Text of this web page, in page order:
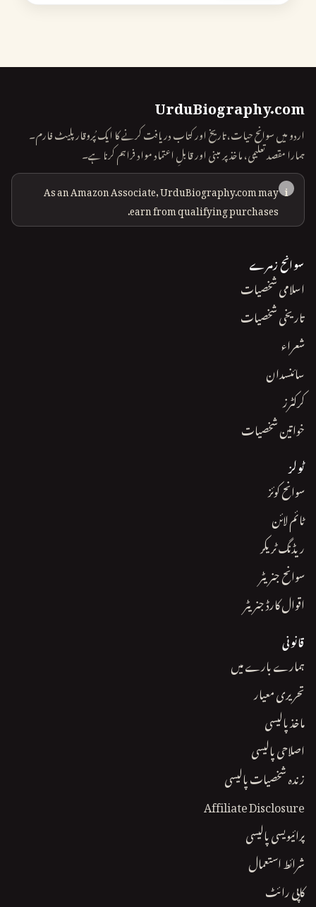
UrduBiography.com
اردو میں سوانح حیات، تاریخ اور کتاب دریافت کرنے کا ایک پُروقار پلیٹ فارم۔
ہمارا مقصد تعلیمی، ماخذ پر مبنی اور قابلِ اعتماد مواد فراہم کرنا ہے۔
i
As an Amazon Associate, UrduBiography.com may
earn from qualifying purchases.
سوانح زمرے
اسلامی شخصیات
تاریخی شخصیات
شعراء
سائنسدان
کرکٹرز
خواتین شخصیات
ٹولز
سوانح کوئز
ٹائم لائن
ریڈنگ ٹریکر
سوانح جنریٹر
اقوال کارڈ جنریٹر
قانونی
ہمارے بارے میں
تحریری معیار
ماخذ پالیسی
اصلاحی پالیسی
زندہ شخصیات پالیسی
Affiliate Disclosure
پرائیویسی پالیسی
شرائط استعمال
کاپی رائٹ